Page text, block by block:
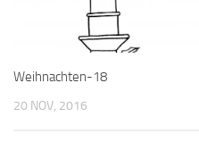
Weihnachten-18
20 NOV, 2016